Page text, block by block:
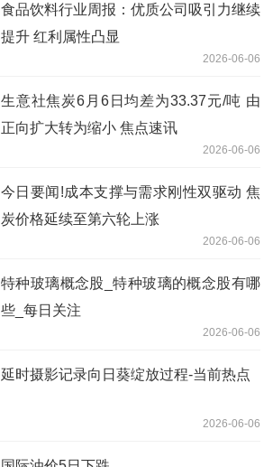
食品饮料行业周报：优质公司吸引力继续
提升 红利属性凸显
2026-06-06
生意社焦炭6月6日均差为33.37元/吨 由
正向扩大转为缩小 焦点速讯
2026-06-06
今日要闻!成本支撑与需求刚性双驱动 焦
炭价格延续至第六轮上涨
2026-06-06
特种玻璃概念股_特种玻璃的概念股有哪
些_每日关注
2026-06-06
延时摄影记录向日葵绽放过程-当前热点
2026-06-06